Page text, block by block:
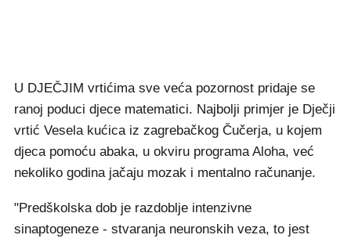
U DJEČJIM vrtićima sve veća pozornost pridaje se
ranoj poduci djece matematici. Najbolji primjer je Dječji
vrtić Vesela kućica iz zagrebačkog Čučerja, u kojem
djeca pomoću abaka, u okviru programa Aloha, već
nekoliko godina jačaju mozak i mentalno računanje.
"Predškolska dob je razdoblje intenzivne
sinaptogeneze - stvaranja neuronskih veza, to jest